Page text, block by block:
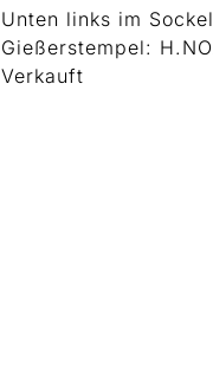
Unten links im
Gießerstempel:
Verkauft